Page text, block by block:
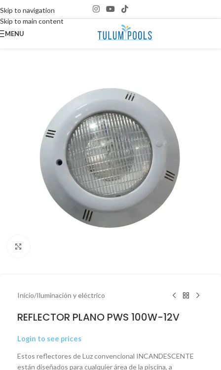
Skip to navigation
Skip to main content
MENU
Inicio/Iluminación y eléctrico
REFLECTOR PLANO PWS 100W-12V
Login to see prices
Estos reflectores de Luz convencional INCANDESCENTE
están diseñados para cualquier área de la piscina, a